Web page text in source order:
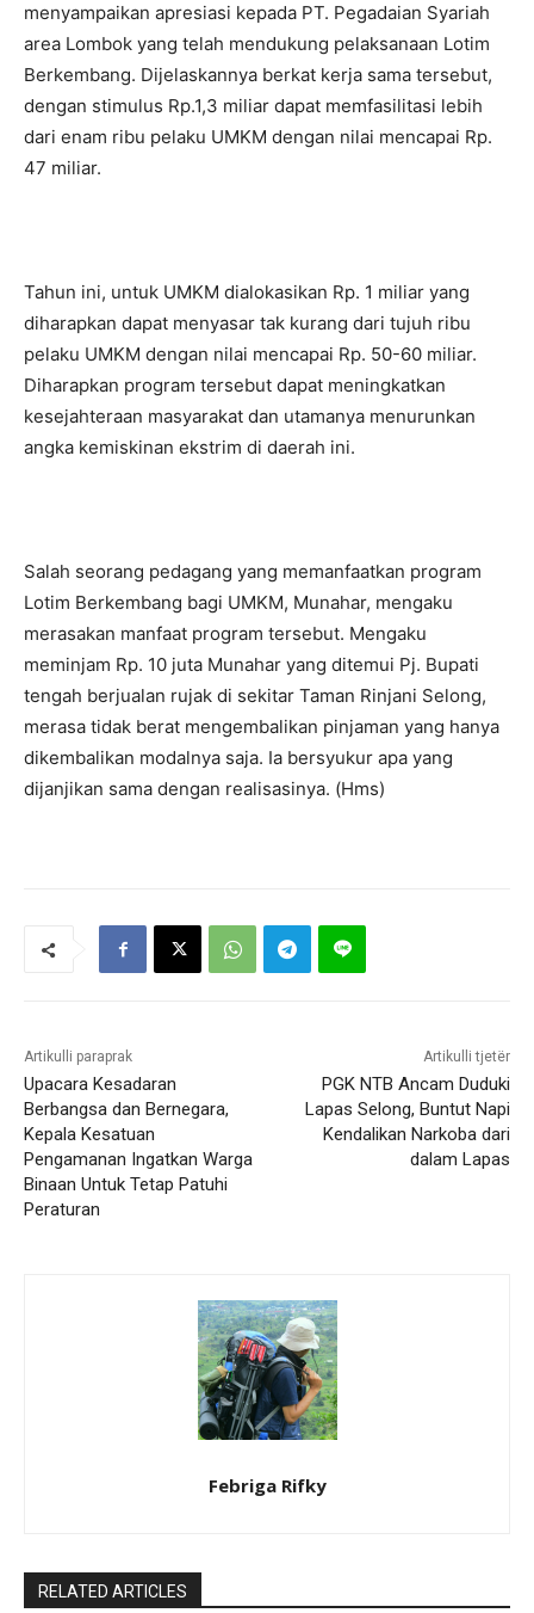
menyampaikan apresiasi kepada PT. Pegadaian Syariah
area Lombok yang telah mendukung pelaksanaan Lotim
Berkembang. Dijelaskannya berkat kerja sama tersebut,
dengan stimulus Rp.1,3 miliar dapat memfasilitasi lebih
dari enam ribu pelaku UMKM dengan nilai mencapai Rp.
47 miliar.
Tahun ini, untuk UMKM dialokasikan Rp. 1 miliar yang
diharapkan dapat menyasar tak kurang dari tujuh ribu
pelaku UMKM dengan nilai mencapai Rp. 50-60 miliar.
Diharapkan program tersebut dapat meningkatkan
kesejahteraan masyarakat dan utamanya menurunkan
angka kemiskinan ekstrim di daerah ini.
Salah seorang pedagang yang memanfaatkan program
Lotim Berkembang bagi UMKM, Munahar, mengaku
merasakan manfaat program tersebut. Mengaku
meminjam Rp. 10 juta Munahar yang ditemui Pj. Bupati
tengah berjualan rujak di sekitar Taman Rinjani Selong,
merasa tidak berat mengembalikan pinjaman yang hanya
dikembalikan modalnya saja. Ia bersyukur apa yang
dijanjikan sama dengan realisasinya. (Hms)
Artikulli paraprak
Upacara Kesadaran
Berbangsa dan Bernegara,
Kepala Kesatuan
Pengamanan Ingatkan Warga
Binaan Untuk Tetap Patuhi
Peraturan
Artikulli tjetër
PGK NTB Ancam Duduki
Lapas Selong, Buntut Napi
Kendalikan Narkoba dari
dalam Lapas
Febriga Rifky
RELATED ARTICLES